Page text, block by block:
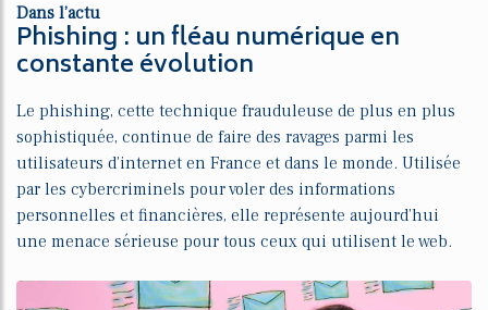
Dans l’actu
Phishing : un fléau numérique en
constante évolution
Le phishing, cette technique frauduleuse de plus en plus
sophistiquée, continue de faire des ravages parmi les
utilisateurs d’internet en France et dans le monde. Utilisée
par les cybercriminels pour voler des informations
personnelles et financières, elle représente aujourd’hui
une menace sérieuse pour tous ceux qui utilisent le web.